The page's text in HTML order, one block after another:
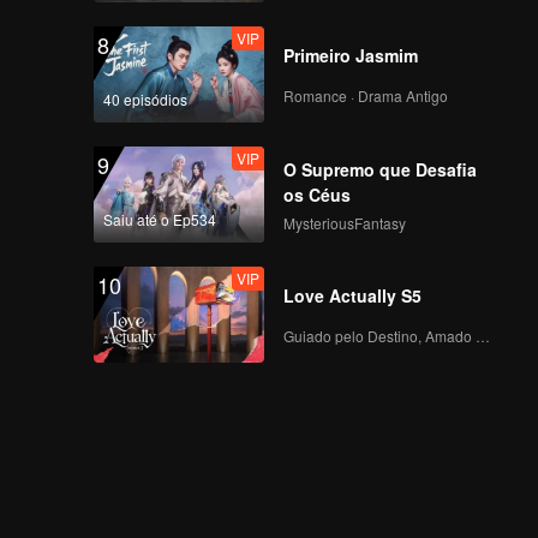
8
40 episódios
VIP
Primeiro Jasmim
Romance · Drama Antigo
9
Saiu até o Ep534
VIP
O Supremo que Desafia
os Céus
MysteriousFantasy
10 VIP
Love Actually S5